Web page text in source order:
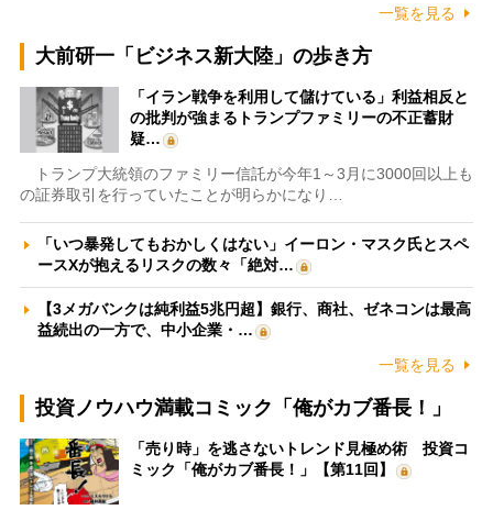
一覧を見る
大前研一「ビジネス新大陸」の歩き方
「イラン戦争を利用して儲けている」利益相反と
の批判が強まるトランプファミリーの不正蓄財
疑…
トランプ大統領のファミリー信託が今年1～3月に3000回以上も
の証券取引を行っていたことが明らかになり…
「いつ暴発してもおかしくはない」イーロン・マスク氏とスペ
ースXが抱えるリスクの数々「絶対…
【3メガバンクは純利益5兆円超】銀行、商社、ゼネコンは最高
益続出の一方で、中小企業・…
一覧を見る
投資ノウハウ満載コミック「俺がカブ番長！」
「売り時」を逃さないトレンド見極め術 投資コ
ミック「俺がカブ番長！」【第11回】